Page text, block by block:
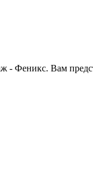
- Феникс. Вам